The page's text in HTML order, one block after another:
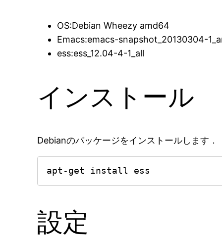
OS:Debian Wheezy amd64
Emacs:emacs-snapshot_20130304-
ess:ess_12.04-4-1_all
インストール
Debianのパッケージをインストールします．
apt-get install ess
設定